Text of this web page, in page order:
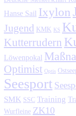
Hanse Sail Ixylon
Jugend KMK KS
Kutterrudern
Löwenpokal
Optimist Optis
Seesport
SMK SSC Training
Wurfleine ZK10